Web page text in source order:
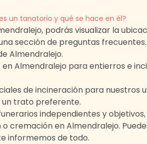
un tanatorio y qué se hace en él?
, podrás visualizar la
sección de preguntas
Almendralejo.
enAlmendralejo para entierros e
de incineración para nuestros
trato preferente.
independientes y
o cremación enAlmendralejo.
informemos de todo.